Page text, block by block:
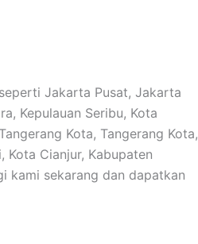
Jakarta Pusat, Jakarta
Kepulauan Seribu, Kota
Kota, Tangerang Kota,
Kota Cianjur, Kabupaten
kami sekarang dan dapatkan